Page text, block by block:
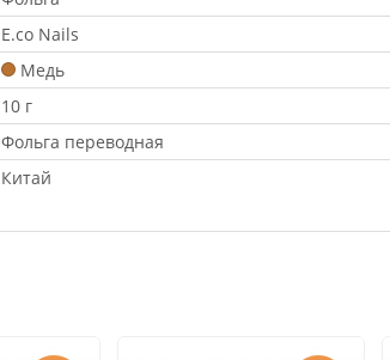
E.co Nails
Медь
10 г
Фольга переводная
Китай